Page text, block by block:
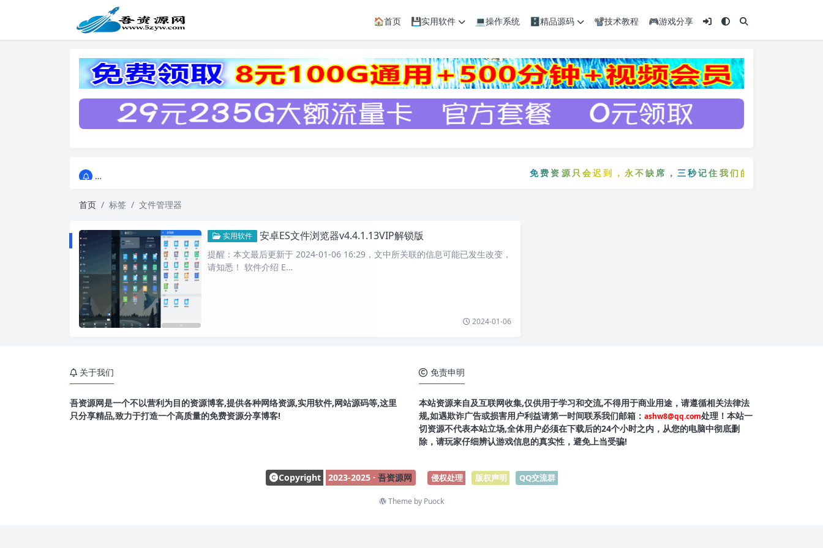
🏠首页 💾实用软件 💻操作系统 🗄️精品源码 📽️技术教程 🎮游戏分享
免费资源只会迟到，永不缺席，三秒记住我们的网站：
首页 标签 文件管理器
实用软件 安卓ES文件浏览器v4.4.1.13VIP解锁版
提醒：本文最后更新于 2024-01-06 16:29，文中所关联的信息可能已发生改变，
请知悉！ 软件介绍 E…
2024-01-06
关于我们
吾资源网是一个不以营利为目的资源博客,提供各种网络资源,实用软件,网站源码等,这里
只分享精品,致力于打造一个高质量的免费资源分享博客!
免责申明
本站资源来自及互联网收集,仅供用于学习和交流,不得用于商业用途，请遵循相关法律法
规,如遇欺诈广告或损害用户利益请第一时间联系我们邮箱： ashw8@qq.com处理！本站一
切资源不代表本站立场,全体用户必须在下载后的24个小时之内，从您的电脑中彻底删
除，请玩家仔细辨认游戏信息的真实性，避免上当受骗!
Copyright 2023-2025 · 吾资源网 侵权处理 版权声明 QQ交流群
Theme by Puock